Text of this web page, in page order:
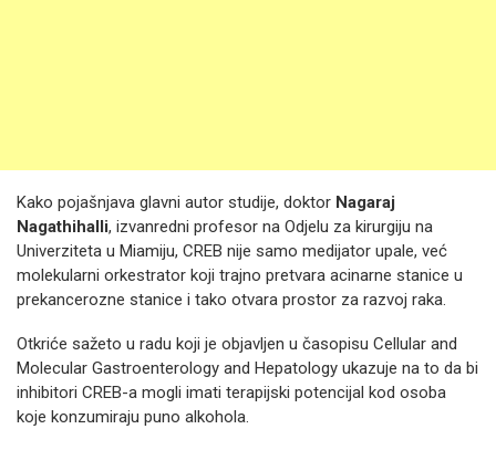
Kako pojašnjava glavni autor studije, doktor Nagaraj
Nagathihalli, izvanredni profesor na Odjelu za kirurgiju na
Univerziteta u Miamiju, CREB nije samo medijator upale, već
molekularni orkestrator koji trajno pretvara acinarne stanice u
prekancerozne stanice i tako otvara prostor za razvoj raka.
Otkriće sažeto u radu koji je objavljen u časopisu Cellular and
Molecular Gastroenterology and Hepatology ukazuje na to da bi
inhibitori CREB-a mogli imati terapijski potencijal kod osoba
koje konzumiraju puno alkohola.